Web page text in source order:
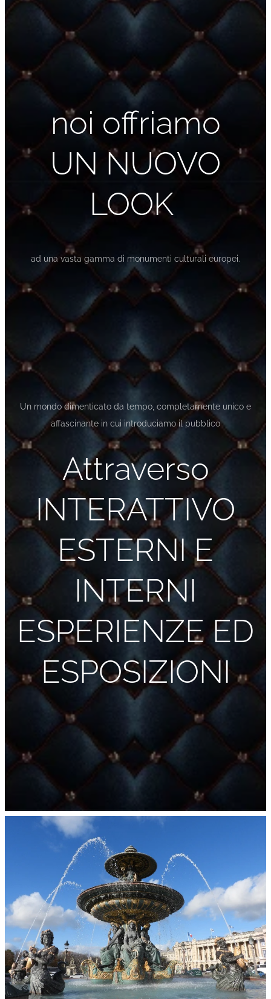
noi offriamo
UN NUOVO
LOOK
ad una vasta gamma di monumenti culturali europei.
Un mondo dimenticato da tempo, completamente unico e
affascinante in cui introduciamo il pubblico
Attraverso
INTERATTIVO
ESTERNI E
INTERNI
ESPERIENZE ED
ESPOSIZIONI